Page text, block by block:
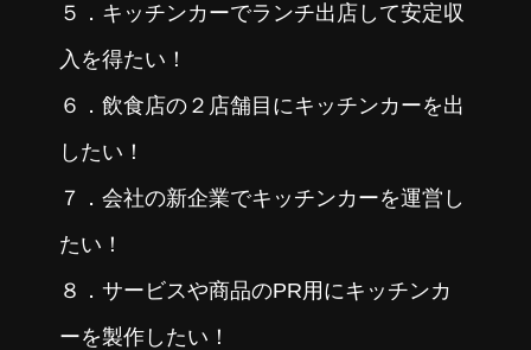
５．キッチンカーでランチ出店して安定収
入を得たい！
６．飲食店の２店舗目にキッチンカーを出
したい！
７．会社の新企業でキッチンカーを運営し
たい！
８．サービスや商品のPR用にキッチンカ
ーを製作したい！